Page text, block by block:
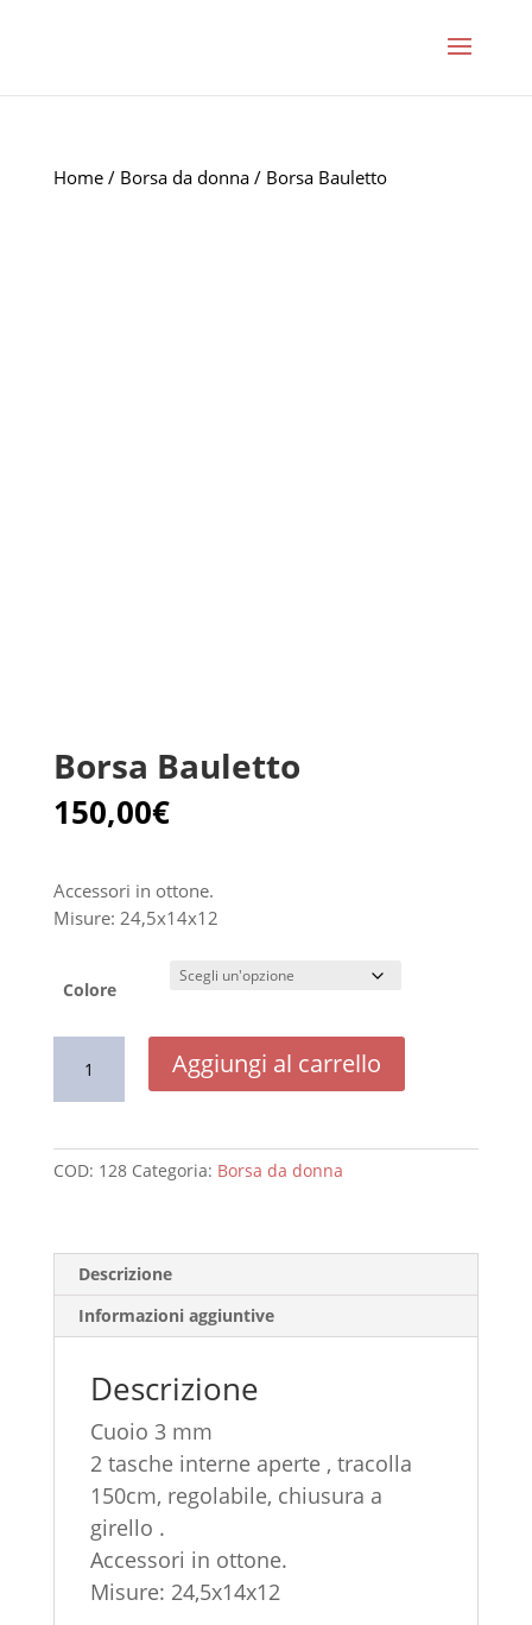
Home/ Borsa da donna/ Borsa Bauletto
Borsa Bauletto
150,00€
Accessori in ottone.
Misure: 24,5x14x12
Colore
Bauletto
quantità
Aggiungi al carrello
COD: 128 Categoria: Borsa da donna
Descrizione
Informazioni aggiuntive
Descrizione
Cuoio 3 mm
2 tasche interne aperte , tracolla
150cm, regolabile, chiusura a
girello .
Accessori in ottone.
Misure: 24,5x14x12